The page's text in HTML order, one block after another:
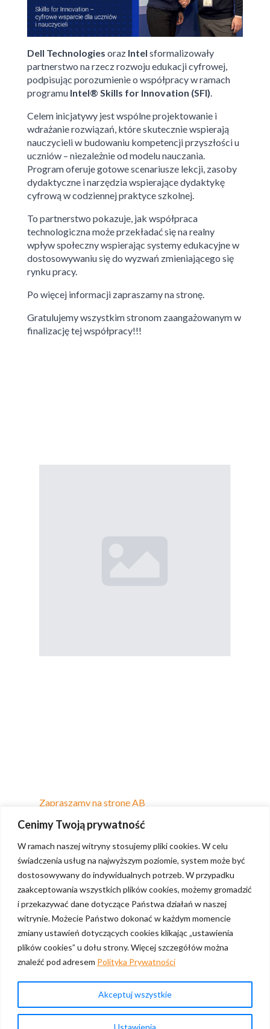
Cenimy Twoją prywatność
W ramach naszej witryny stosujemy pliki cookies. W celu
świadczenia usług na najwyższym poziomie, system może być
dostosowywany do indywidualnych potrzeb. W przypadku
zaakceptowania wszystkich plików cookies, możemy gromadzić
i przekazywać dane dotyczące Państwa działań w naszej
witrynie. Możecie Państwo dokonać w każdym momencie
zmiany ustawień dotyczących cookies klikając „ustawienia
plików cookies” u dołu strony. Więcej szczegółów można
znaleźć pod adresem Polityka Prywatności
Ustawienia
Akceptuj wszystkie
Dell Technologies oraz Intel sformalizowały
partnerstwo na rzecz rozwoju edukacji cyfrowej,
podpisując porozumienie o współpracy w ramach
programu Intel® Skills for Innovation (SFI).
Celem inicjatywy jest wspólne projektowanie i
wdrażanie rozwiązań, które skutecznie wspierają
nauczycieli w budowaniu kompetencji przyszłości u
uczniów – niezależnie od modelu nauczania.
Program oferuje gotowe scenariusze lekcji, zasoby
dydaktyczne i narzędzia wspierające dydaktykę
cyfrową w codziennej praktyce szkolnej.
To partnerstwo pokazuje, jak współpraca
technologiczna może przekładać się na realny
wpływ społeczny wspierając systemy edukacyjne w
dostosowywaniu się do wyzwań zmieniającego się
rynku pracy.
Po więcej informacji zapraszamy na stronę.
Gratulujemy wszystkim stronom zaangażowanym w
finalizację tej współpracy!!!
Zapraszamy na stronę AB
Skontaktuj się